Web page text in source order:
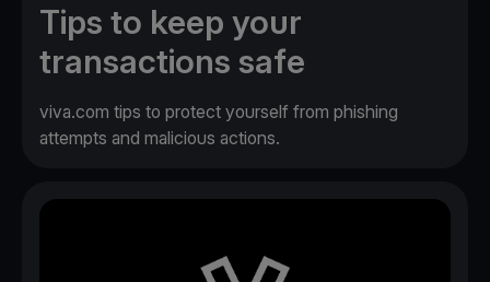
Tips to keep your
transactions safe
viva.com tips to protect yourself from phishing
attempts and malicious actions.